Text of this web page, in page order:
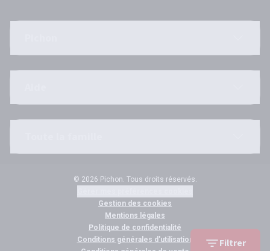
Filtrer
© 2026 Pichon. Tous droits réservés.
Gestion des cookies
Mentions légales
Politique de confidentialité
Conditions générales d'utilisation